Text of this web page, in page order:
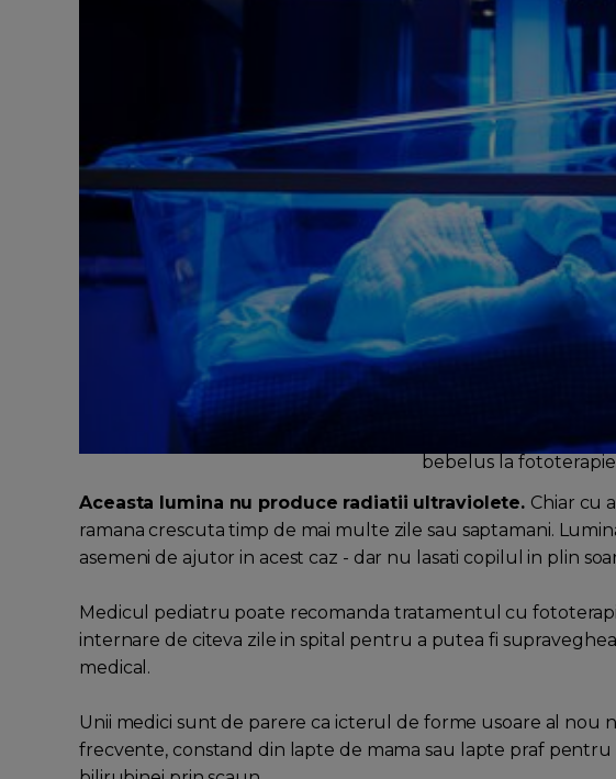
bebelus la fototerapie
Aceasta lumina nu produce radiatii ultraviolete. Chiar cu
ramana crescuta timp de mai multe zile sau saptamani.
asemeni de ajutor in acest caz - dar nu lasati copilul in plin
Medicul pediatru poate recomanda tratamentul cu
internare de citeva zile in spital pentru a putea fi
medical.
Unii medici sunt de parere ca icterul de forme usoare al nou
frecvente, constand din lapte de mama sau lapte praf